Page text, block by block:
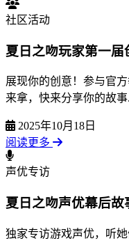
社区活动
夏日之吻玩家第一届
展现你的创意！参与官
来拿，快来分享你的故事
2025年10月18日
阅读更多
声优专访
夏日之吻声优幕后故
独家专访游戏声优，听